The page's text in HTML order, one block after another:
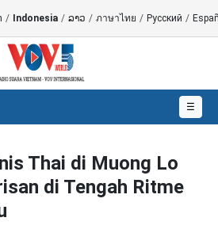
/ Indonesia / ລາວ / ภาษาไทย / Русский /
☰
Thai di Muong Lo
di Tengah Ritme